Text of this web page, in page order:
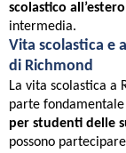
scolastico
intermedia.
Vita scolastica e
di Richmond
La vita scolastica a
parte fondamentale
per studenti delle
possono